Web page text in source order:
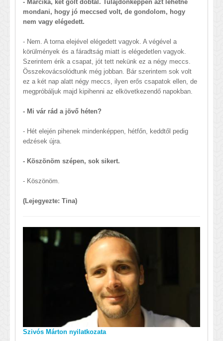
- Marcika, két gólt dobtál. Tulajdonképpen azt lehetne
mondani, hogy jó meccsed volt, de gondolom, hogy
nem vagy elégedett.
- Nem. A torna elejével elégedett vagyok. A végével a
körülmények és a fáradtság miatt is elégedetlen vagyok.
Szerintem érik a csapat, jót tett nekünk ez a négy meccs.
Összekovácsolódtunk még jobban. Bár szerintem sok volt
ez a két nap alatt négy meccs, ilyen erős csapatok ellen, de
megpróbáljuk majd kipihenni az elkövetkezendő napokban.
- Mi vár rád a jövő héten?
- Hét elején pihenek mindenképpen, hétfőn, keddtől pedig
edzések újra.
- Köszönöm szépen, sok sikert.
- Köszönöm.
(Lejegyezte: Tina)
Szivós Márton nyilatkozata